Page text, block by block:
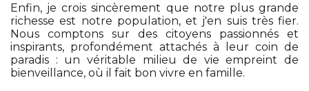
Enfin, je crois sincèrement que notre plus grande
richesse est notre population, et j'en suis très fier.
Nous comptons sur des citoyens passionnés et
inspirants, profondément attachés à leur coin de
paradis : un véritable milieu de vie empreint de
bienveillance, où il fait bon vivre en famille.